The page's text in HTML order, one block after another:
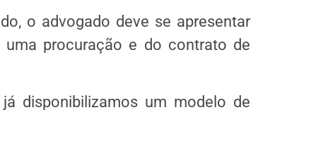
o advogado deve se apresentar
procuração e do contrato de
disponibilizamos um modelo de